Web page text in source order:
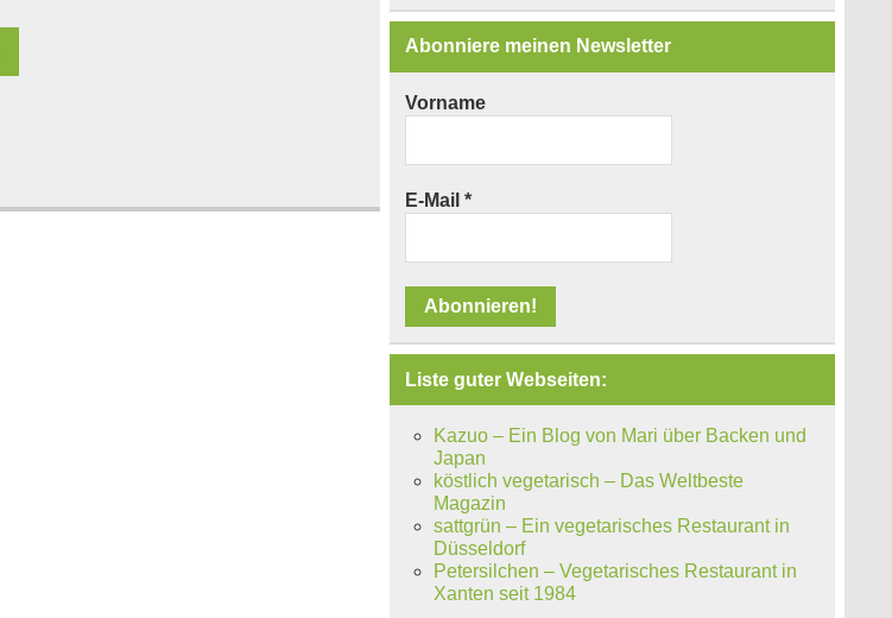
Abonniere meinen Newsletter
Vorname
E-Mail*
Liste guter Webseiten:
Kazuo – Ein Blog von Mari über Backen und
Japan
köstlich vegetarisch – Das Weltbeste
Magazin
sattgrün – Ein vegetarisches Restaurant in
Düsseldorf
Petersilchen – Vegetarisches Restaurant in
Xanten seit 1984